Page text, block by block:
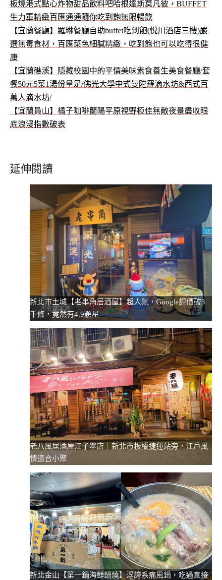
板燒港式點心炸物甜品飲料吧哈根達斯莫凡彼，BUFFET
生力軍精緻百匯通通隨你吃到飽無限暢飲
【宜蘭餐廳】羅琳餐廳自助buffet吃到飽(悅川酒店三樓)嚴
選無毒食材，百匯菜色細膩精緻，吃到飽也可以吃得很健
康
【宜蘭礁溪】隱藏校園中的平價美味素食養生美食餐廳/套
餐50元5菜1湯份量足/佛光大學中式曼陀羅滴水坊&西式百
萬人滴水坊/
【宜蘭員山】橘子咖啡蘭陽平原視野極佳無敵夜景盡收眼
底浪漫指數破表
延伸閱讀
新北市土城【老串角居酒屋】超人氣，Google評價破3
千條，竟然有4.9顆星
老八風居酒屋江子翠店｜新北市板橋捷運站旁，江戶風
情適合小聚
新北金山【第一鍋海鮮鍋燒】浮誇系痛風鍋，吃過直接